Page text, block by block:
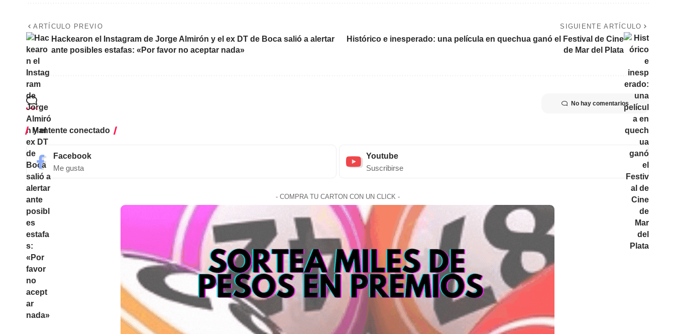
ARTÍCULO PREVIO
Hackearon el Instagram de Jorge Almirón y el ex DT de Boca salió a alertar
ante posibles estafas: «Por favor no aceptar nada»
SIGUIENTE ARTÍCULO
Histórico e inesperado: una película en quechua ganó el Festival de Cine
de Mar del Plata
No hay comentarios
Mantente conectado
Facebook
Me gusta
Youtube
Suscribirse
- COMPRA TU CARTON CON UN CLICK -